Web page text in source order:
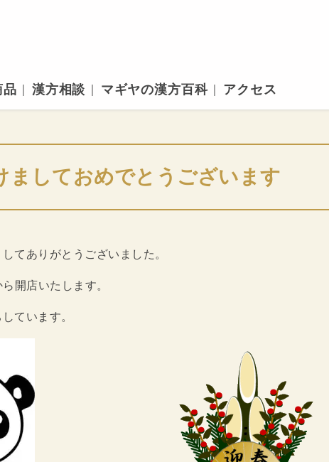
品 漢方相談 マギヤの漢方百科 アクセス
ましておめでとうございます
てありがとうございました。
開店いたします。
ています。